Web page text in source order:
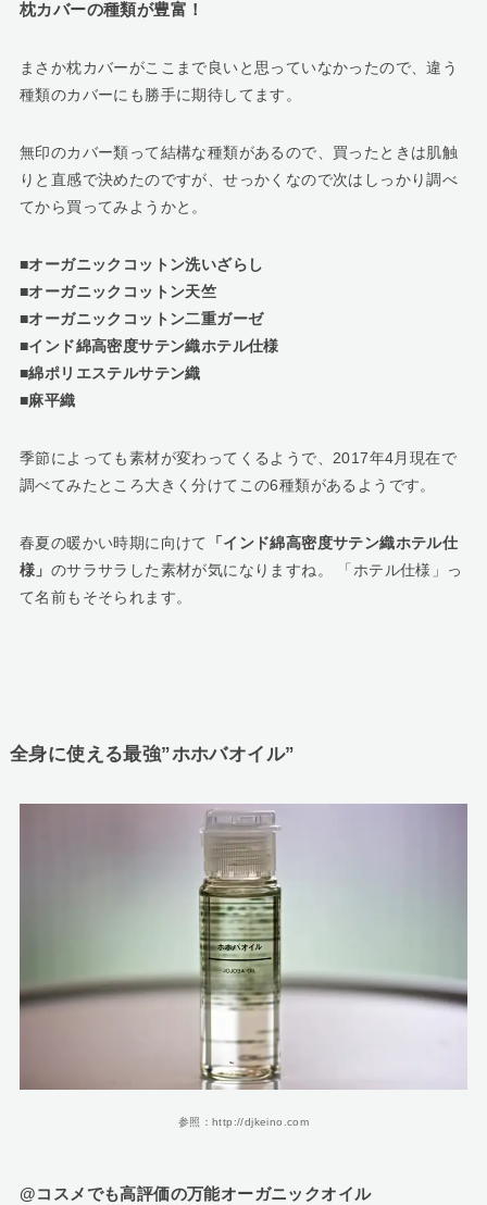
枕カバーの種類が豊富！
まさか枕カバーがここまで良いと思っていなかったので、違う
種類のカバーにも勝手に期待してます。
無印のカバー類って結構な種類があるので、買ったときは肌触
りと直感で決めたのですが、せっかくなので次はしっかり調べ
てから買ってみようかと。
■オーガニックコットン洗いざらし
■オーガニックコットン天竺
■オーガニックコットン二重ガーゼ
■インド綿高密度サテン織ホテル仕様
■綿ポリエステルサテン織
■麻平織
季節によっても素材が変わってくるようで、2017年4月現在で
調べてみたところ大きく分けてこの6種類があるようです。
春夏の暖かい時期に向けて
「インド綿高密度サテン織ホテル仕
様」 のサラサラした素材が気になりますね。 「ホテル仕様」っ
て名前もそそられます。
全身に使える最強”ホホバオイル”
参照：http://djkeino.com
@コスメでも高評価の万能オーガニックオイル